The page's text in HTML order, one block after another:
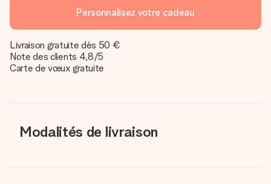
Personnalisez votre cadeau
Livraison gratuite dès 50 €
Note des clients 4,8/5
Carte de vœux gratuite
Modalités de livraison